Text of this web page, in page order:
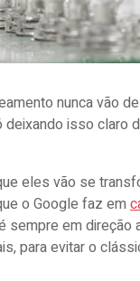
nunca vão
deixando isso claro
eles vão se
o Google faz em
sempre em direção
para evitar o